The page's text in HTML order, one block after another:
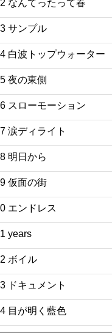
なんてったって春
サンプル
白波トップウォーター
夜の東側
スローモーション
涙ディライト
明日から
仮面の街
エンドレス
years
ボイル
ドキュメント
目が明く藍色